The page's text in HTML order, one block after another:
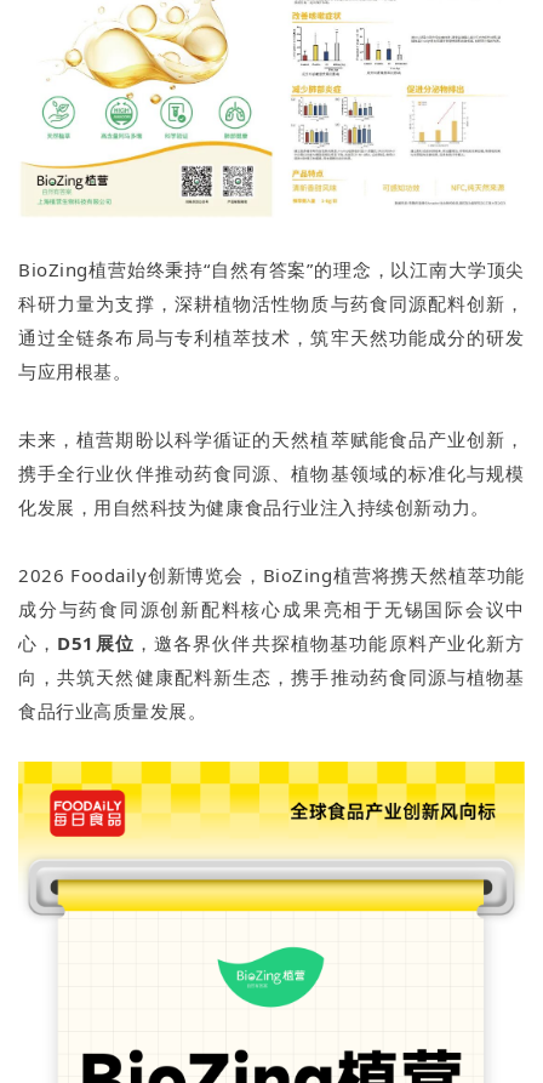
BioZing植营始终秉持“自然有答案”的理念，以江南大学顶尖
科研力量为支撑，深耕植物活性物质与药食同源配料创新，
通过全链条布局与专利植萃技术，筑牢天然功能成分的研发
与应用根基。
未来，植营期盼以科学循证的天然植萃赋能食品产业创新，
携手全行业伙伴推动药食同源、植物基领域的标准化与规模
化发展，用自然科技为健康食品行业注入持续创新动力。
2026 Foodaily创新博览会，BioZing植营将携天然植萃功能
成分与药食同源创新配料核心成果亮相于无锡国际会议中
心， D51展位 ，邀各界伙伴共探植物基功能原料产业化新方
向，共筑天然健康配料新生态，携手推动药食同源与植物基
食品行业高质量发展。